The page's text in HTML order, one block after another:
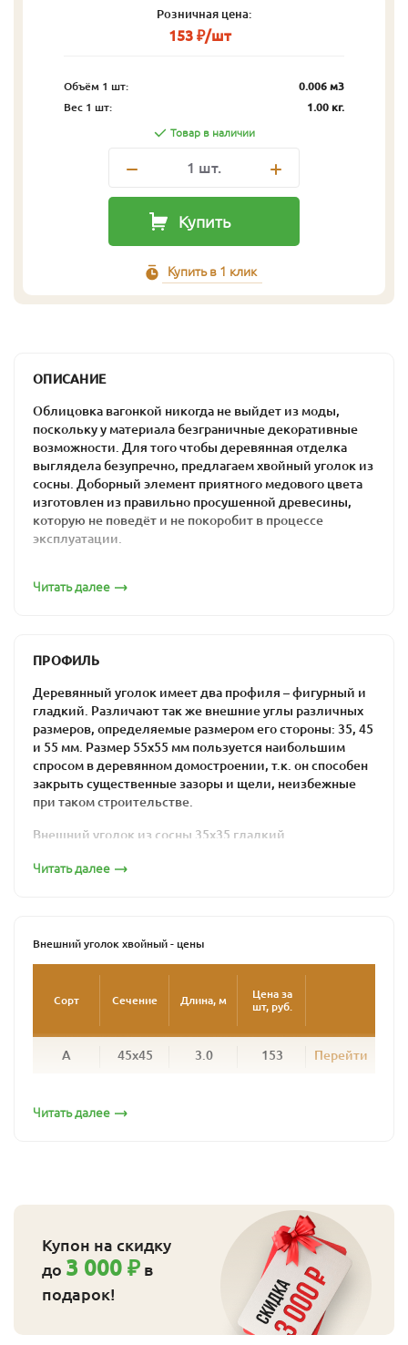
Розничная цена:
153 ₽/шт
Объём 1 шт:
0.006 м3
Вес 1 шт:
1.00 кг.
Товар в наличии
1 шт.
Купить
Купить в 1 клик
ОПИСАНИЕ
Облицовка вагонкой никогда не выйдет из моды,
поскольку у материала безграничные декоративные
возможности. Для того чтобы деревянная отделка
выглядела безупречно, предлагаем хвойный уголок из
сосны. Доборный элемент приятного медового цвета
изготовлен из правильно просушенной древесины,
которую не поведёт и не покоробит в процессе
эксплуатации.
исполнении. Изящные профилированные уголки для
размеров — 35, 45 и 55 мм — легко закроют трещины и
эффектный декор. Для того чтобы усилить
впечатление и сделать поверхность визуально богаче,
внешний уголок можно покрыть лаком на 1–2 тона
темнее основного материала.
Мы гарантируем качество изделий и доступные цены.
Чудесный запах смолистой хвои прилагается
Читать далее
ПРОФИЛЬ
Деревянный уголок имеет два профиля – фигурный и
гладкий. Различают так же внешние углы различных
размеров, определяемые размером его стороны: 35, 45
и 55 мм. Размер 55х55 мм пользуется наибольшим
спросом в деревянном домостроении, т.к. он способен
закрыть существенные зазоры и щели, неизбежные
при таком строительстве.
Внешний уголок из сосны 35х35 гладкий
Внешний уголок из сосны 35х35 фигурный
Читать далее
Внешний уголок хвойный - цены
Сорт Сечение Длина, м
Цена за
шт, руб.
А 45x45 3.0 153 Перейти
Читать далее
Купон на скидку
до 3 000 ₽ в
подарок!